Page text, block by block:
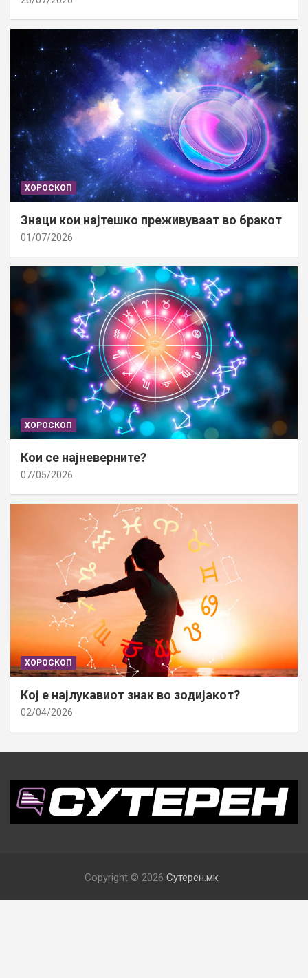
ХОРОСКОП
Знаци кои најтешко преживуваат во бракот
01/07/2026
ХОРОСКОП
Кои се најневерните?
07/05/2026
ХОРОСКОП
Кој е најлукавиот знак во зодијакот?
02/04/2026
Copyright © 2026 Сутерен.мк